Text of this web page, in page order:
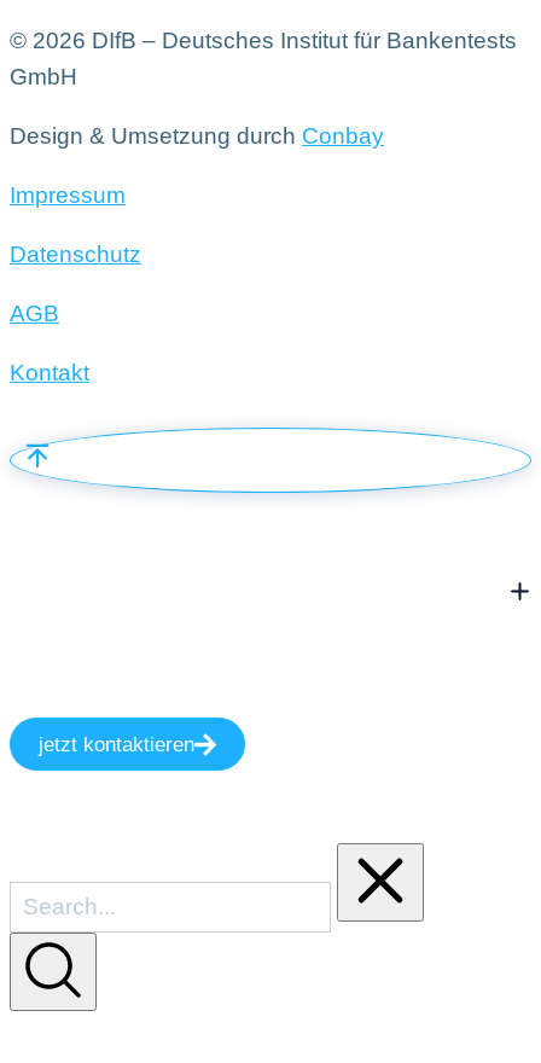
© 2026 DIfB – Deutsches Institut für Bankentests
GmbH
Design & Umsetzung durch Conbay
Impressum
Datenschutz
AGB
Kontakt
jetzt kontaktieren